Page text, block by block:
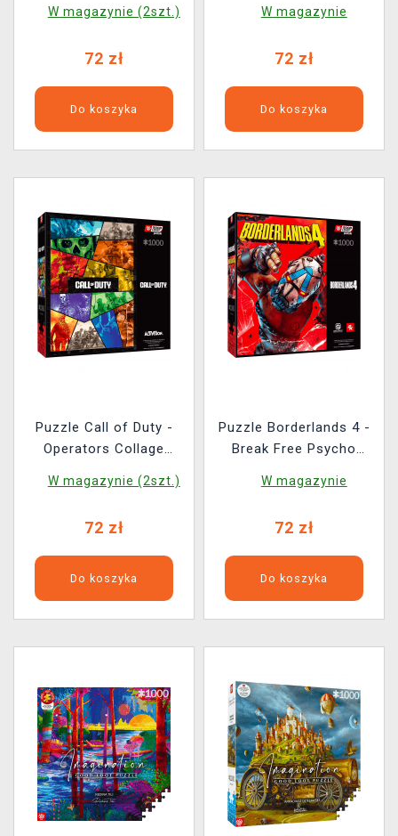
W magazynie (2szt.)
72 zł
Do koszyka
Loot)
W magazynie
72 zł
Do koszyka
Puzzle Call of Duty -
Operators Collage
W magazynie (2szt.)
72 zł
Do koszyka
Puzzle Borderlands 4 -
Break Free Psycho
W magazynie
72 zł
Do koszyka